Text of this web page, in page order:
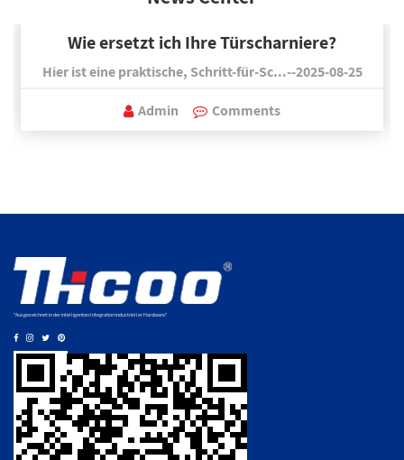
Wie ersetzt ich Ihre Türscharniere?
Hier ist eine praktische, Schritt-für-Sc...--2025-08-25
Admin Comments
"Ausgezeichnet in der intelligenten Integration industrieller Hardware."